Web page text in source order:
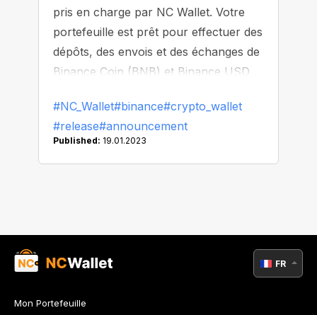
pris en charge par NC Wallet. Votre
portefeuille est prêt pour effectuer des
dépôts, des envois et des échanges de
Binance Coin (BNB) et Binance USD
#NC_Wallet#binance#crypto_wallet
#release#announcement
Published: 19.01.2023
Mon Portefeuille
FR